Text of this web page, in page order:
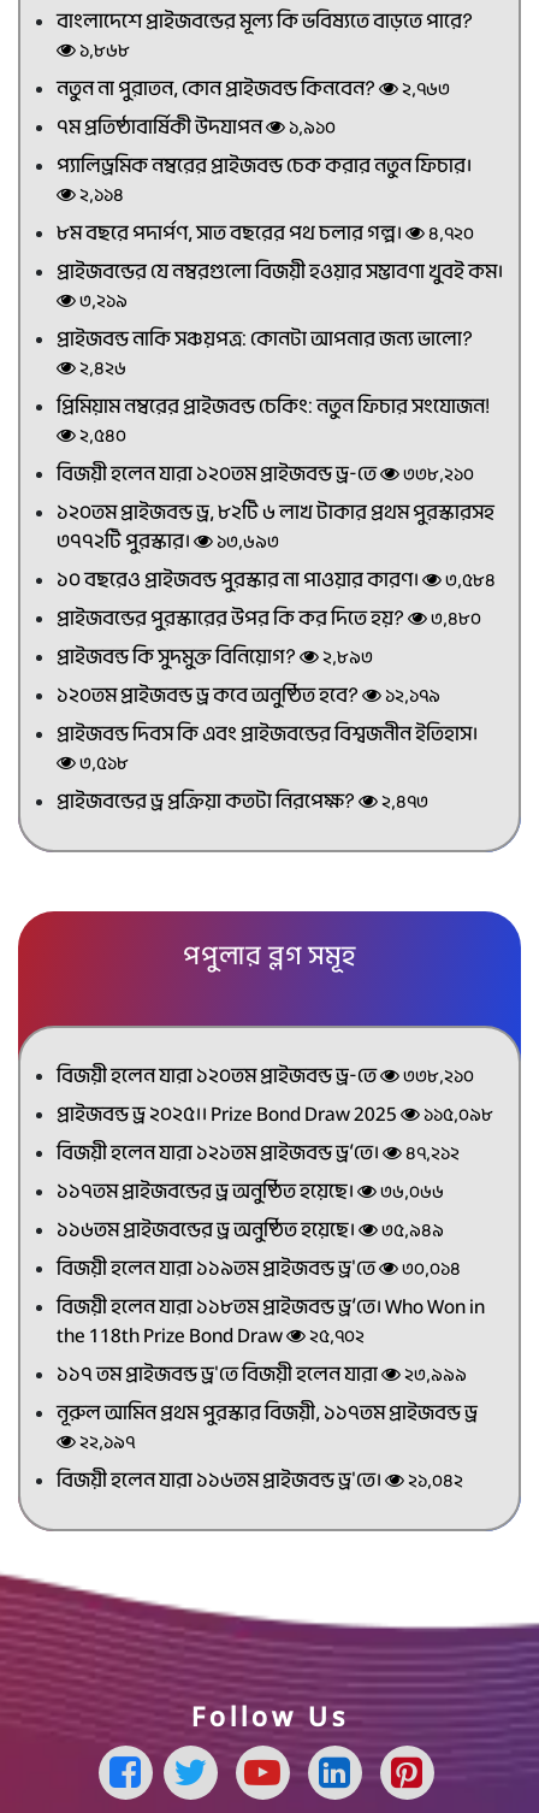
বাংলাদেশে প্রাইজবন্ডের মূল্য কি ভবিষ্যতে বাড়তে পারে?
১,৮৬৮
নতুন না পুরাতন, কোন প্রাইজবন্ড কিনবেন? ২,৭৬৩
৭ম প্রতিষ্ঠাবার্ষিকী উদযাপন ১,৯১০
প্যালিড্রমিক নম্বরের প্রাইজবন্ড চেক করার নতুন ফিচার।
২,১১৪
৮ম বছরে পদার্পণ, সাত বছরের পথ চলার গল্প। ৪,৭২০
প্রাইজবন্ডের যে নম্বরগুলো বিজয়ী হওয়ার সম্ভাবণা খুবই কম।
৩,২১৯
প্রাইজবন্ড নাকি সঞ্চয়পত্র: কোনটা আপনার জন্য ভালো?
২,৪২৬
প্রিমিয়াম নম্বরের প্রাইজবন্ড চেকিং: নতুন ফিচার সংযোজন!
২,৫৪০
বিজয়ী হলেন যারা ১২০তম প্রাইজবন্ড ড্র-তে ৩৩৮,২১০
১২০তম প্রাইজবন্ড ড্র, ৮২টি ৬ লাখ টাকার প্রথম পুরস্কারসহ
৩৭৭২টি পুরস্কার।
১৩,৬৯৩
১০ বছরেও প্রাইজবন্ড পুরস্কার না পাওয়ার কারণ। ৩,৫৮৪
প্রাইজবন্ডের পুরস্কারের উপর কি কর দিতে হয়? ৩,৪৮০
প্রাইজবন্ড কি সুদমুক্ত বিনিয়োগ? ২,৮৯৩
১২০তম প্রাইজবন্ড ড্র কবে অনুষ্ঠিত হবে? ১২,১৭৯
প্রাইজবন্ড দিবস কি এবং প্রাইজবন্ডের বিশ্বজনীন ইতিহাস।
৩,৫১৮
প্রাইজবন্ডের ড্র প্রক্রিয়া কতটা নিরপেক্ষ? ২,৪৭৩
পপুলার ব্লগ সমূহ
বিজয়ী হলেন যারা ১২০তম প্রাইজবন্ড ড্র-তে ৩৩৮,২১০
প্রাইজবন্ড ড্র ২০২৫।। Prize Bond Draw 2025 ১১৫,০৯৮
বিজয়ী হলেন যারা ১২১তম প্রাইজবন্ড ড্র’তে। ৪৭,২১২
১১৭তম প্রাইজবন্ডের ড্র অনুষ্ঠিত হয়েছে। ৩৬,০৬৬
১১৬তম প্রাইজবন্ডের ড্র অনুষ্ঠিত হয়েছে। ৩৫,৯৪৯
বিজয়ী হলেন যারা ১১৯তম প্রাইজবন্ড ড্র'তে ৩০,০১৪
বিজয়ী হলেন যারা ১১৮তম প্রাইজবন্ড ড্র’তে। Who Won in
the 118th Prize Bond Draw
২৫,৭০২
১১৭ তম প্রাইজবন্ড ড্র'তে বিজয়ী হলেন যারা ২৩,৯৯৯
নূরুল আমিন প্রথম পুরস্কার বিজয়ী, ১১৭তম প্রাইজবন্ড ড্র
২২,১৯৭
বিজয়ী হলেন যারা ১১৬তম প্রাইজবন্ড ড্র'তে। ২১,০৪২
Follow Us
Facebook Page